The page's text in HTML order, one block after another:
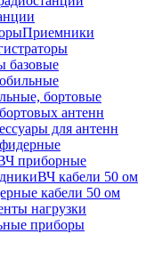
Приемники
базовые
бортовые
антенн
для антенн
приборные
ВЧ кабели 50 ом
кабели 50 ом
нагрузки
приборы